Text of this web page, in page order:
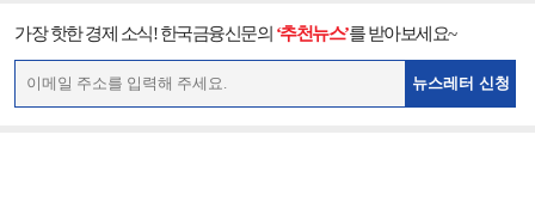
가장 핫한 경제 소식! 한국금융신문의 ‘추천뉴스’를 받아보세요~
뉴스레터 신청